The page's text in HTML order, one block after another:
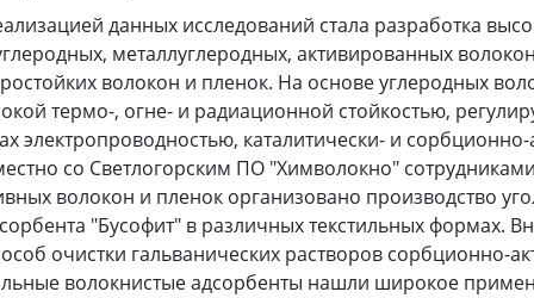
данных исследований стала разработка
металлуглеродных, активированных
волокон и пленок. На основе углеродных
термо-, огне- и радиационной стойкостью,
электропроводностью, каталитически- и
со Светлогорским ПО "Химволокно"
волокон и пленок организовано производство
"Бусофит" в различных текстильных формах.
очистки гальванических растворов сорбционно-
волокнистые адсорбенты нашли широкое